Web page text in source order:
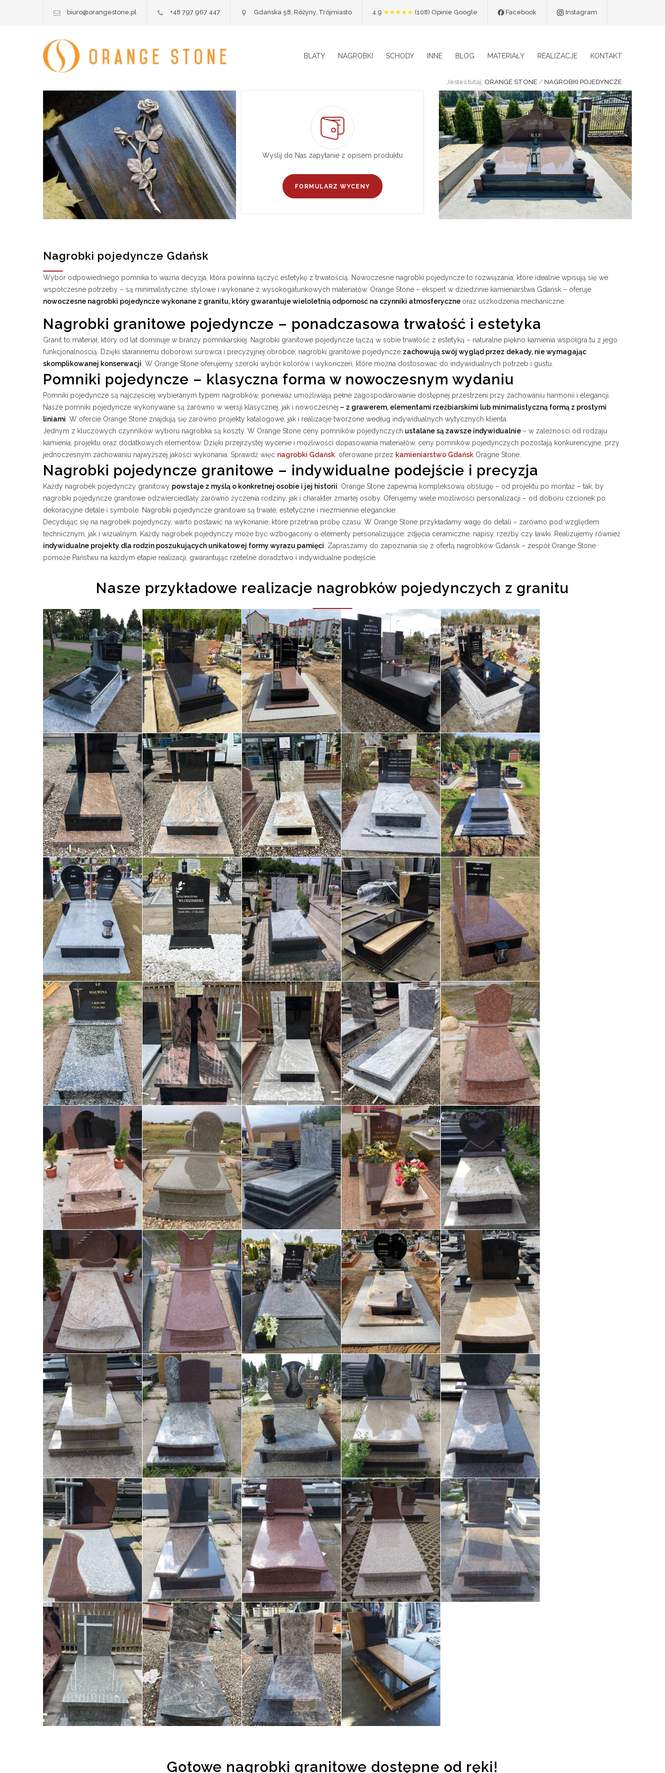
biuro@orangestone.pl +48 797 967 447 Gdańska 58, Różyny, Trójmiasto 4.9 ★★★★★ Ocena 4.9 na 5
(108) Opinie Google Facebook Instagram
BLATY NAGROBKI SCHODY INNE BLOG MATERIAŁY REALIZACJE KONTAKT
Jesteś tutaj: ORANGE STONE / NAGROBKI POJEDYNCZE
Wyślij do Nas zapytanie z opisem produktu
FORMULARZ WYCENY
Nagrobki pojedyncze Gdańsk
Wybór odpowiedniego pomnika to ważna decyzja, która powinna łączyć estetykę z trwałością. Nowoczesne nagrobki pojedyncze to rozwiązania, które idealnie wpisują się we
współczesne potrzeby – są minimalistyczne, stylowe i wykonane z wysokogatunkowych materiałów. Orange Stone – ekspert w dziedzinie kamieniarstwa Gdańsk – oferuje
nowoczesne nagrobki pojedyncze wykonane z granitu, który gwarantuje wieloletnią odporność na czynniki atmosferyczne oraz uszkodzenia mechaniczne.
Nagrobki granitowe pojedyncze – ponadczasowa trwałość i estetyka
Granit to materiał, który od lat dominuje w branży pomnikarskiej. Nagrobki granitowe pojedyncze łączą w sobie trwałość z estetyką – naturalne piękno kamienia współgra tu z jego
funkcjonalnością. Dzięki starannemu doborowi surowca i precyzyjnej obróbce, nagrobki granitowe pojedyncze zachowują swój wygląd przez dekady, nie wymagając
skomplikowanej konserwacji . W Orange Stone oferujemy szeroki wybór kolorów i wykończeń, które można dostosować do indywidualnych potrzeb i gustu.
Pomniki pojedyncze – klasyczna forma w nowoczesnym wydaniu
Pomniki pojedyncze są najczęściej wybieranym typem nagrobków, ponieważ umożliwiają pełne zagospodarowanie dostępnej przestrzeni przy zachowaniu harmonii i elegancji.
Nasze pomniki pojedyncze wykonywane są zarówno w wersji klasycznej, jak i nowoczesnej – z grawerem, elementami rzeźbiarskimi lub minimalistyczną formą z prostymi
liniami . W ofercie Orange Stone znajdują się zarówno projekty katalogowe, jak i realizacje tworzone według indywidualnych wytycznych klienta.
Jednym z kluczowych czynników wyboru nagrobka są koszty. W Orange Stone ceny pomników pojedynczych ustalane są zawsze indywidualnie – w zależności od rodzaju
kamienia, projektu oraz dodatkowych elementów. Dzięki przejrzystej wycenie i możliwości dopasowania materiałów, ceny pomników pojedynczych pozostają konkurencyjne, przy
jednoczesnym zachowaniu najwyższej jakości wykonania. Sprawdź więc nagrobki Gdańsk , oferowane przez kamieniarstwo Gdańsk Oragne Stone.
Nagrobki pojedyncze granitowe – indywidualne podejście i precyzja
Każdy nagrobek pojedynczy granitowy powstaje z myślą o konkretnej osobie i jej historii . Orange Stone zapewnia kompleksową obsługę – od projektu po montaż – tak, by
nagrobki pojedyncze granitowe odzwierciedlały zarówno życzenia rodziny, jak i charakter zmarłej osoby. Oferujemy wiele możliwości personalizacji – od doboru czcionek po
dekoracyjne detale i symbole. Nagrobki pojedyncze granitowe są trwałe, estetyczne i niezmiennie eleganckie.
Decydując się na nagrobek pojedynczy, warto postawić na wykonanie, które przetrwa próbę czasu. W Orange Stone przykładamy wagę do detali – zarówno pod względem
technicznym, jak i wizualnym. Każdy nagrobek pojedynczy może być wzbogacony o elementy personalizujące: zdjęcia ceramiczne, napisy, rzeźby czy ławki. Realizujemy również
indywidualne projekty dla rodzin poszukujących unikatowej formy wyrazu pamięci . Zapraszamy do zapoznania się z ofertą nagrobków Gdańsk – zespół Orange Stone
pomoże Państwu na każdym etapie realizacji, gwarantując rzetelne doradztwo i indywidualne podejście.
Nasze przykładowe realizacje nagrobków pojedynczych z granitu
Gotowe nagrobki granitowe dostępne od ręki!